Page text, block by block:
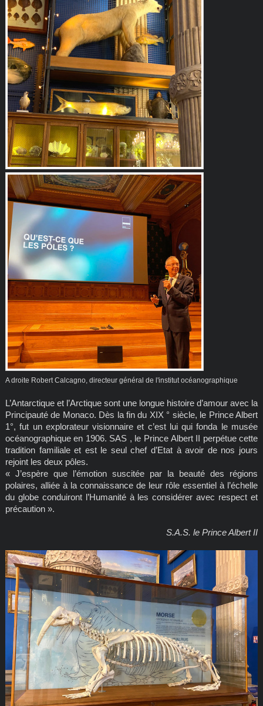
A droite Robert Calcagno, directeur général de l'institut océanographique
L’Antarctique et l’Arctique sont une longue histoire d’amour avec la
Principauté de Monaco. Dès la fin du XIX ° siècle, le Prince Albert
1°, fut un explorateur visionnaire et c’est lui qui fonda le musée
océanographique en 1906. SAS , le Prince Albert II perpétue cette
tradition familiale et est le seul chef d’Etat à avoir de nos jours
rejoint les deux pôles.
« J’espère que l’émotion suscitée par la beauté des régions
polaires, alliée à la connaissance de leur rôle essentiel à l’échelle
du globe conduiront l’Humanité à les considérer avec respect et
précaution ».
S.A.S. le Prince Albert II